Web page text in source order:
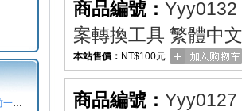
反詐騙人人有責 下單前一定要注意
商品編號： Yyy0132
案轉換工具 繁體中
本站售價： NT$100元
商品編號： Yyy0127